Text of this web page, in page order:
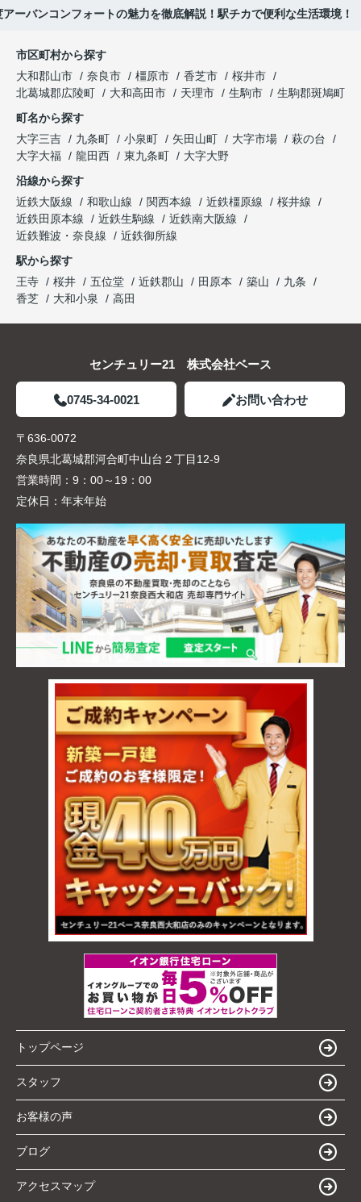
ーバンコンフォートの魅力を徹底解説！駅チカで便利な生活環境！
市区町村から探す
大和郡山市
奈良市 橿原市 香芝市
桜井市
北葛城郡広陵町
大和高田市 天理市 生駒市
生駒郡斑鳩町
町名から探す
大字三吉
九条町 小泉町 矢田山町 大字市場
萩の台
大字大福
龍田西 東九条町
大字大野
沿線から探す
近鉄大阪線
和歌山線 関西本線 近鉄橿原線
桜井線
近鉄田原本線
近鉄生駒線
近鉄南大阪線
近鉄難波・奈良線
近鉄御所線
駅から探す
王寺
桜井 五位堂 近鉄郡山 田原本 築山
九条
香芝
大和小泉 高田
センチュリー21 株式会社ベース
0745-34-0021 お問い合わせ
〒636-0072
奈良県北葛城郡河合町中山台２丁目12-9
営業時間： 9：00～19：00
定休日： 年末年始
トップページ
スタッフ
お客様の声
ブログ
アクセスマップ